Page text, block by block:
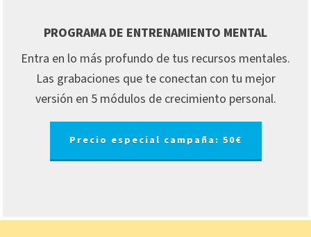
PROGRAMA DE ENTRENAMIENTO MENTAL
Entra en lo más profundo de tus recursos mentales.
Las grabaciones que te conectan con tu mejor
versión en 5 módulos de crecimiento personal.
Precio especial campaña: 50€